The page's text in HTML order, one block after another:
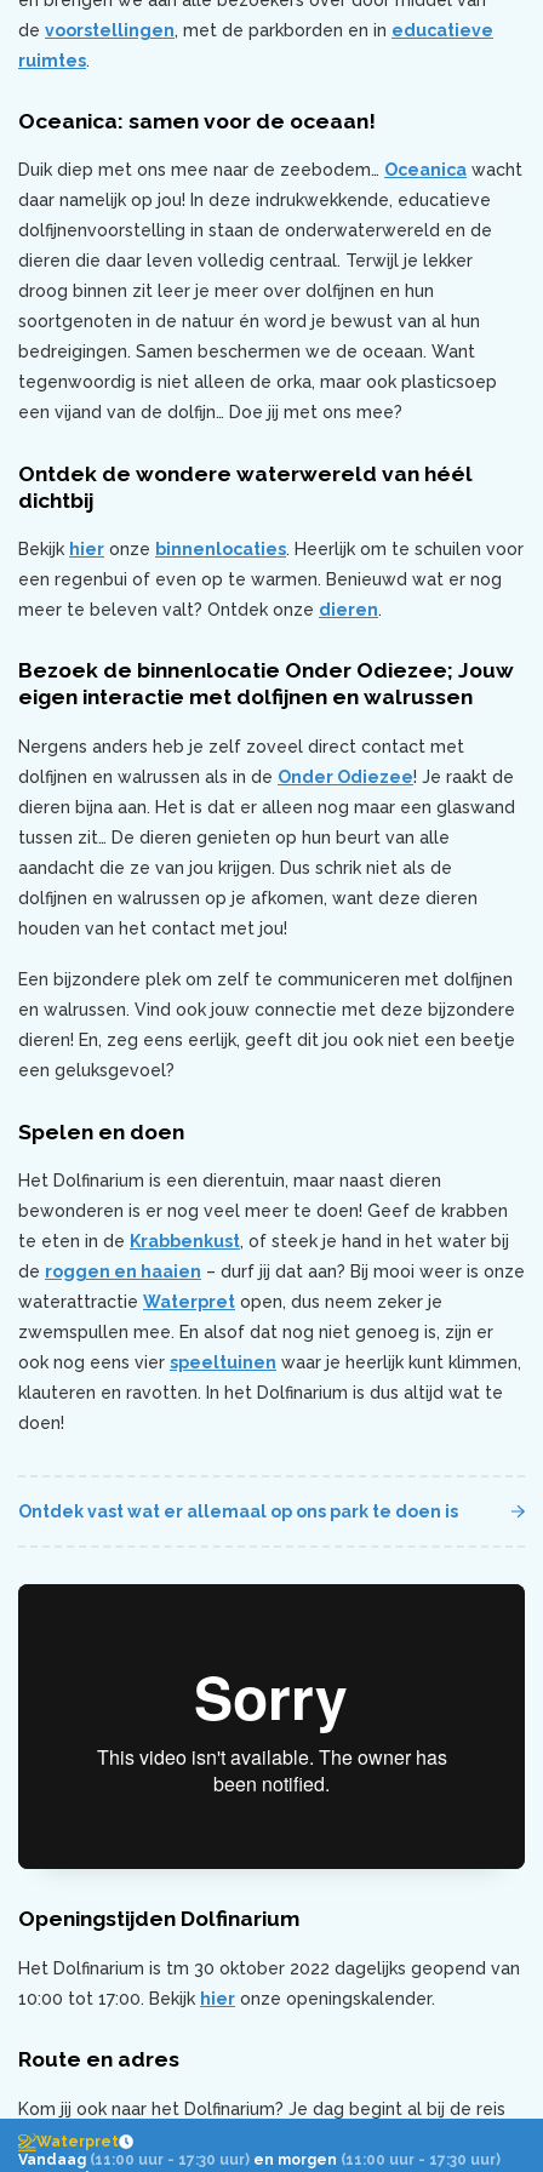
de voorstellingen, met de parkborden en in educatieve
ruimtes.
Oceanica: samen voor de oceaan!
Duik diep met ons mee naar de zeebodem… Oceanica wacht
daar namelijk op jou! In deze indrukwekkende, educatieve
dolfijnenvoorstelling in staan de onderwaterwereld en de
dieren die daar leven volledig centraal. Terwijl je lekker
droog binnen zit leer je meer over dolfijnen en hun
soortgenoten in de natuur én word je bewust van al hun
bedreigingen. Samen beschermen we de oceaan. Want
tegenwoordig is niet alleen de orka, maar ook plasticsoep
een vijand van de dolfijn… Doe jij met ons mee?
Ontdek de wondere waterwereld van héél
dichtbij
Bekijk hier onze binnenlocaties. Heerlijk om te schuilen voor
een regenbui of even op te warmen. Benieuwd wat er nog
meer te beleven valt? Ontdek onze dieren.
Bezoek de binnenlocatie Onder Odiezee; Jouw
eigen interactie met dolfijnen en walrussen
Nergens anders heb je zelf zoveel direct contact met
dolfijnen en walrussen als in de Onder Odiezee! Je raakt de
dieren bijna aan. Het is dat er alleen nog maar een glaswand
tussen zit… De dieren genieten op hun beurt van alle
aandacht die ze van jou krijgen. Dus schrik niet als de
dolfijnen en walrussen op je afkomen, want deze dieren
houden van het contact met jou!
Een bijzondere plek om zelf te communiceren met dolfijnen
en walrussen. Vind ook jouw connectie met deze bijzondere
dieren! En, zeg eens eerlijk, geeft dit jou ook niet een beetje
een geluksgevoel?
Spelen en doen
Het Dolfinarium is een dierentuin, maar naast dieren
bewonderen is er nog veel meer te doen! Geef de krabben
te eten in de Krabbenkust, of steek je hand in het water bij
de roggen en haaien – durf jij dat aan? Bij mooi weer is onze
waterattractie Waterpret open, dus neem zeker je
zwemspullen mee. En alsof dat nog niet genoeg is, zijn er
ook nog eens vier speeltuinen waar je heerlijk kunt klimmen,
klauteren en ravotten. In het Dolfinarium is dus altijd wat te
doen!
Ontdek vast wat er allemaal op ons park te doen is
Openingstijden Dolfinarium
Het Dolfinarium is tm 30 oktober 2022 dagelijks geopend van
10:00 tot 17:00. Bekijk hier onze openingskalender.
Route en adres
Kom jij ook naar het Dolfinarium? Je dag begint al bij de reis
ernaartoe. Het Dolfinarium is goed te bereiken met de auto
Waterpret
Vandaag (11:00 uur - 17:30 uur) en morgen (11:00 uur - 17:30 uur)